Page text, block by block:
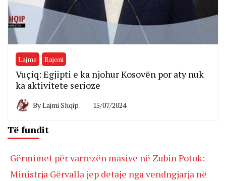
Lajme Rajoni
Vuçiq: Egjipti e ka njohur Kosovën por aty nuk
ka aktivitete serioze
ByLajmi Shqip 15/07/2024
Të fundit
Gërmimet për varrezën masive në Zubin Potok:
Ministrja Gërvalla jep detaje nga vendngjarja në